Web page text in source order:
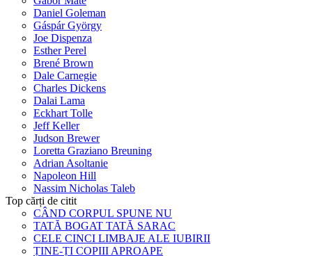
Daniel Goleman
Gáspár György
Joe Dispenza
Esther Perel
Brené Brown
Dale Carnegie
Charles Dickens
Dalai Lama
Eckhart Tolle
Jeff Keller
Judson Brewer
Loretta Graziano Breuning
Adrian Asoltanie
Napoleon Hill
Nassim Nicholas Taleb
Top cărți de citit
CÂND CORPUL SPUNE NU
TATĂ BOGAT TATĂ SARAC
CELE CINCI LIMBAJE ALE IUBIRII
ȚINE-ȚI COPIII APROAPE